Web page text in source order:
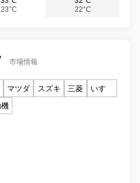
23°C
22°C
市場情報
マツダ スズキ 三菱
いすゞ